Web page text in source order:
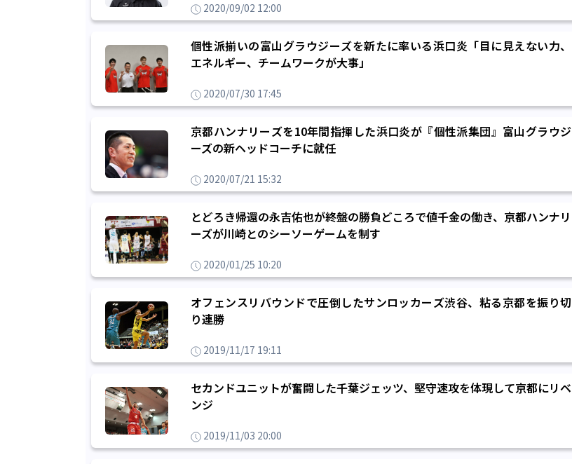
2020/09/02 12:00
個性派揃いの富山グラウジーズを新たに率いる浜口炎「目に見えない力、
エネルギー、チームワークが大事」
2020/07/30 17:45
京都ハンナリーズを10年間指揮した浜口炎が『個性派集団』富山グラウジ
ーズの新ヘッドコーチに就任
2020/07/21 15:32
とどろき帰還の永吉佑也が終盤の勝負どころで値千金の働き、京都ハンナリ
ーズが川崎とのシーソーゲームを制す
2020/01/25 10:20
オフェンスリバウンドで圧倒したサンロッカーズ渋谷、粘る京都を振り切
り連勝
2019/11/17 19:11
セカンドユニットが奮闘した千葉ジェッツ、堅守速攻を体現して京都にリベ
ンジ
2019/11/03 20:00